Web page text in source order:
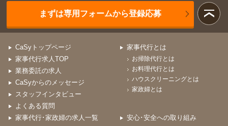
まずは専用フォームから登録応募
CaSyトップページ
家事代行求人TOP
業務委託の求人
CaSyからのメッセージ
スタッフインタビュー
よくある質問
家事代行とは
お掃除代行とは
お料理代行とは
ハウスクリーニングとは
家政婦とは
家事代行･家政婦の求人一覧
安心･安全への取り組み